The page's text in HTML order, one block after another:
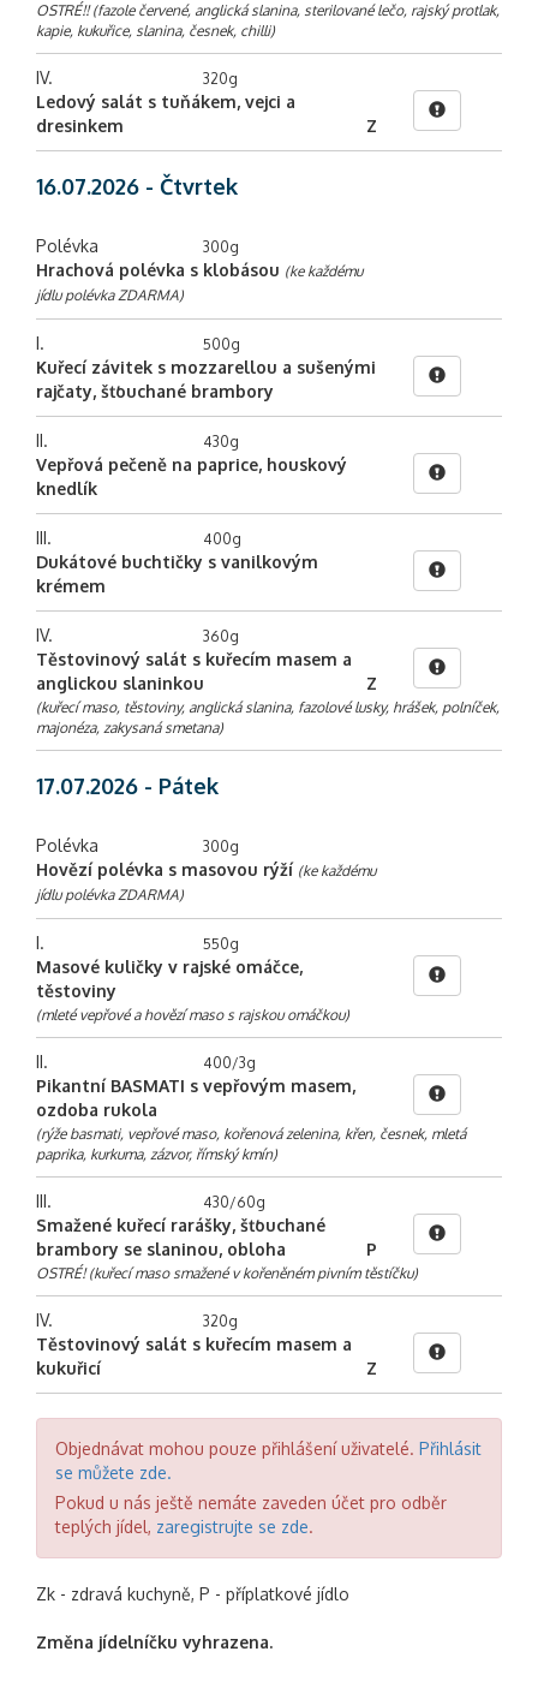
OSTRÉ!! (fazole červené, anglická slanina, sterilované lečo, rajský protlak,
kapie, kukuřice, slanina, česnek, chilli)
IV. 320g
Ledový salát s tuňákem, vejci a
dresinkem
Z
16.07.2026 - Čtvrtek
Polévka 300g
Hrachová polévka s klobásou (ke každému
jídlu polévka ZDARMA)
I. 500g
Kuřecí závitek s mozzarellou a sušenými
rajčaty, šťouchané brambory
II. 430g
Vepřová pečeně na paprice, houskový
knedlík
III. 400g
Dukátové buchtičky s vanilkovým
krémem
IV. 360g
Těstovinový salát s kuřecím masem a
anglickou slaninkou
Z
(kuřecí maso, těstoviny, anglická slanina, fazolové lusky, hrášek, polníček,
majonéza, zakysaná smetana)
17.07.2026 - Pátek
Polévka 300g
Hovězí polévka s masovou rýží (ke každému
jídlu polévka ZDARMA)
I. 550g
Masové kuličky v rajské omáčce,
těstoviny
(mleté vepřové a hovězí maso s rajskou omáčkou)
II. 400/3g
Pikantní BASMATI s vepřovým masem,
ozdoba rukola
(rýže basmati, vepřové maso, kořenová zelenina, křen, česnek, mletá
paprika, kurkuma, zázvor, římský kmín)
III. 430/60g
Smažené kuřecí rarášky, šťouchané
brambory se slaninou, obloha
P
OSTRÉ! (kuřecí maso smažené v kořeněném pivním těstíčku)
IV. 320g
Těstovinový salát s kuřecím masem a
kukuřicí
Z
Objednávat mohou pouze přihlášení uživatelé. Přihlásit
se můžete zde.
Pokud u nás ještě nemáte zaveden účet pro odběr
teplých jídel, zaregistrujte se zde.
Zk - zdravá kuchyně, P - příplatkové jídlo
Změna jídelníčku vyhrazena.